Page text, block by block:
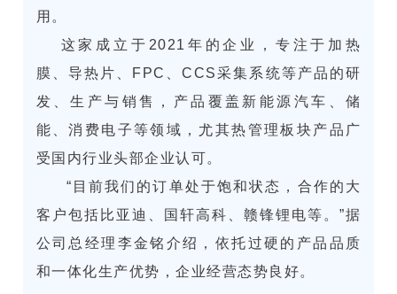
用。
这家成立于2021年的企业，专注于加热
膜、 导热片
、FPC、CCS采集系统等产品的研
发、生产与销售，产品覆盖新能源汽车、储
能、消费电子等领域，尤其热管理板块产品广
受国内行业头部企业认可。
“目前我们的订单处于饱和状态，合作的大
客户包括比亚迪、国轩高科、赣锋锂电等。”据
公司总经理李金铭介绍，依托过硬的产品品质
和一体化生产优势，企业经营态势良好。